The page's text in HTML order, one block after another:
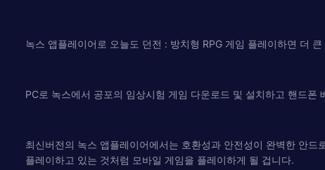
녹스 앱플레이어로 오늘도 던전 : 방치형 RPG 게임 플레이하면 더
PC로 녹스에서 공포의 임상시험 게임 다운로드 및 설치하고 핸드
최신버전의 녹스 앱플레이어에서는 호환성과 안전성이 완벽한 안
플레이하고 있는 것처럼 모바일 게임을 플레이하게 될 겁니다.